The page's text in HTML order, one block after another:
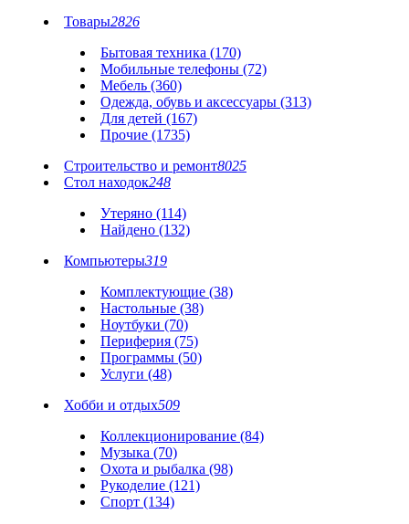
Товары2826
Бытовая техника (170)
Мобильные телефоны (72)
Мебель (360)
Одежда, обувь и аксессуары (313)
Для детей (167)
Прочие (1735)
Строительство и ремонт8025
Стол находок248
Утеряно (114)
Найдено (132)
Компьютеры319
Комплектующие (38)
Настольные (38)
Ноутбуки (70)
Периферия (75)
Программы (50)
Услуги (48)
Хобби и отдых509
Коллекционирование (84)
Музыка (70)
Охота и рыбалка (98)
Рукоделие (121)
Спорт (134)